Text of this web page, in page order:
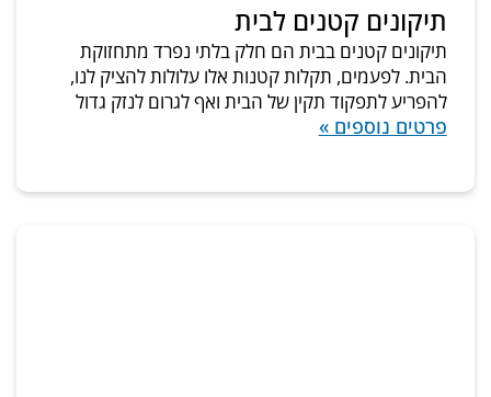
תיקונים קטנים לבית
תיקונים קטנים בבית הם חלק בלתי נפרד מתחזוקת
הבית. לפעמים, תקלות קטנות אלו עלולות להציק לנו,
להפריע לתפקוד תקין של הבית ואף לגרום לנזק גדול
פרטים נוספים »